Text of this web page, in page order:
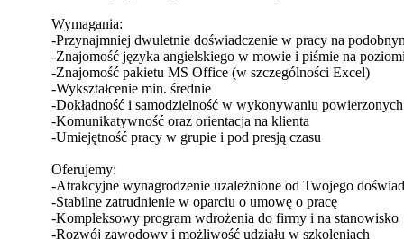
Wymagania:
-Przynajmniej dwuletnie doświadczenie w pracy na
-Znajomość języka angielskiego w mowie i piśmie na
-Znajomość pakietu MS Office (w szczególności Excel)
-Wykształcenie min. średnie
-Dokładność i samodzielność w wykonywaniu powierzonych
-Komunikatywność oraz orientacja na klienta
-Umiejętność pracy w grupie i pod presją czasu
Oferujemy:
-Atrakcyjne wynagrodzenie uzależnione od Twojego
-Stabilne zatrudnienie w oparciu o umowę o pracę
-Kompleksowy program wdrożenia do firmy i na stanowisko
-Rozwój zawodowy i możliwość udziału w szkoleniach